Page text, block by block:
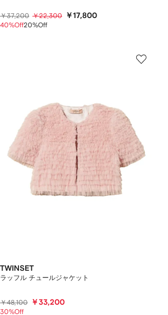
￥37,200 ￥22,300 ￥17,800
40%Off20%Off
TWINSET
ラッフル チュールジャケット
￥48,100 ￥33,200
30%Off